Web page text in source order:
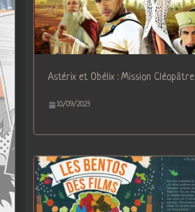
Astérix et Obélix : Mission Cléopâtre
10/09/2023